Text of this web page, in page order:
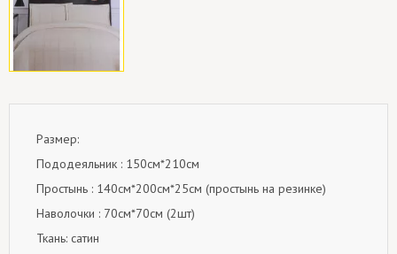
Размер:
Пододеяльник : 150см*210см
Простынь : 140см*200см*25см (простынь на резинке)
Наволочки : 70см*70см (2шт)
Ткань: сатин